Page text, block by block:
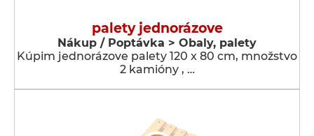
palety jednorázove
Nákup / Poptávka > Obaly, palety
Kúpim jednorázove palety 120 x 80 cm, množstvo
2 kamióny , …